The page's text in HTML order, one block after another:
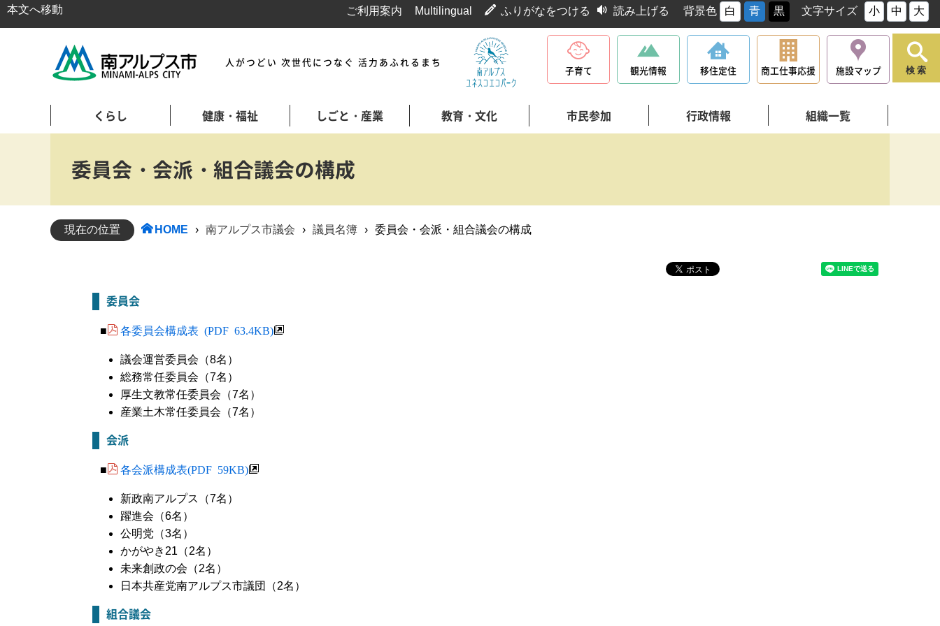
本文へ移動 ご利用案内 Multilingual ふりがなをつける 読み上げる 背景色 白 青 黒 文字サイズ 小 中 大
人がつどい 次世代につなぐ 活力あふれるまち
子育て 観光情報 移住定住 商工仕事応援 施設マップ
くらし 健康・福祉 しごと・産業 教育・文化 市民参加 行政情報 組織一覧
検索
委員会・会派・組合議会の構成
現在の位置 HOME › 南アルプス市議会 › 議員名簿 › 委員会・会派・組合議会の構成
委員会
■ 各委員会構成表 (PDF 63.4KB)
議会運営委員会（8名）
総務常任委員会（7名）
厚生文教常任委員会（7名）
産業土木常任委員会（7名）
会派
■ 各会派構成表(PDF 59KB)
新政南アルプス（7名）
躍進会（6名）
公明党（3名）
かがやき21（2名）
未来創政の会（2名）
日本共産党南アルプス市議団（2名）
組合議会